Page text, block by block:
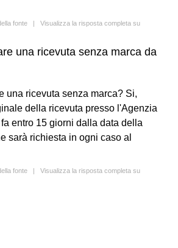
fonte | Visualizza la risposta completa su
una ricevuta senza marca da
una ricevuta senza marca? Si,
della ricevuta presso l'Agenzia
entro 15 giorni dalla data della
sarà richiesta in ogni caso al
fonte | Visualizza la risposta completa su